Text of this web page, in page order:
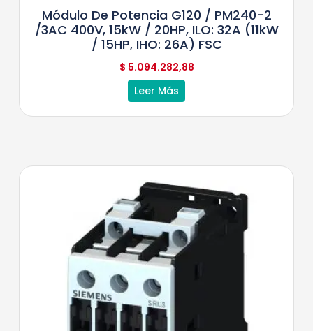
Módulo De Potencia G120 / PM240-2
/3AC 400V, 15kW / 20HP, ILO: 32A (11kW
/ 15HP, IHO: 26A) FSC
$ 5.094.282,88
Leer Más